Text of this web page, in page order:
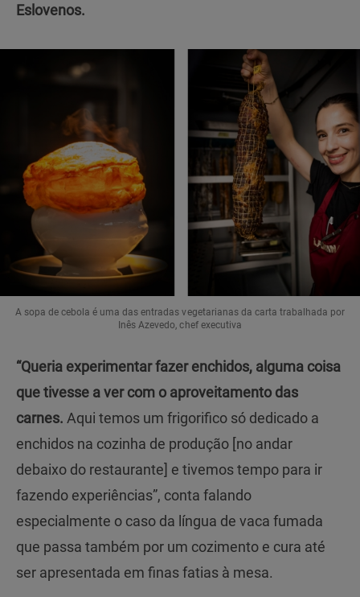
Eslovenos.
A sopa de cebola é uma das entradas vegetarianas da carta trabalhada por
Inês Azevedo, chef executiva
“Queria experimentar fazer enchidos, alguma coisa
que tivesse a ver com o aproveitamento das
carnes. Aqui temos um frigorifico só dedicado a
enchidos na cozinha de produção [no andar
debaixo do restaurante] e tivemos tempo para ir
fazendo experiências”, conta falando
especialmente o caso da língua de vaca fumada
que passa também por um cozimento e cura até
ser apresentada em finas fatias à mesa.